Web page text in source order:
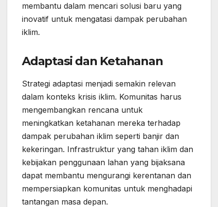
membantu dalam mencari solusi baru yang
inovatif untuk mengatasi dampak perubahan
iklim.
Adaptasi dan Ketahanan
Strategi adaptasi menjadi semakin relevan
dalam konteks krisis iklim. Komunitas harus
mengembangkan rencana untuk
meningkatkan ketahanan mereka terhadap
dampak perubahan iklim seperti banjir dan
kekeringan. Infrastruktur yang tahan iklim dan
kebijakan penggunaan lahan yang bijaksana
dapat membantu mengurangi kerentanan dan
mempersiapkan komunitas untuk menghadapi
tantangan masa depan.